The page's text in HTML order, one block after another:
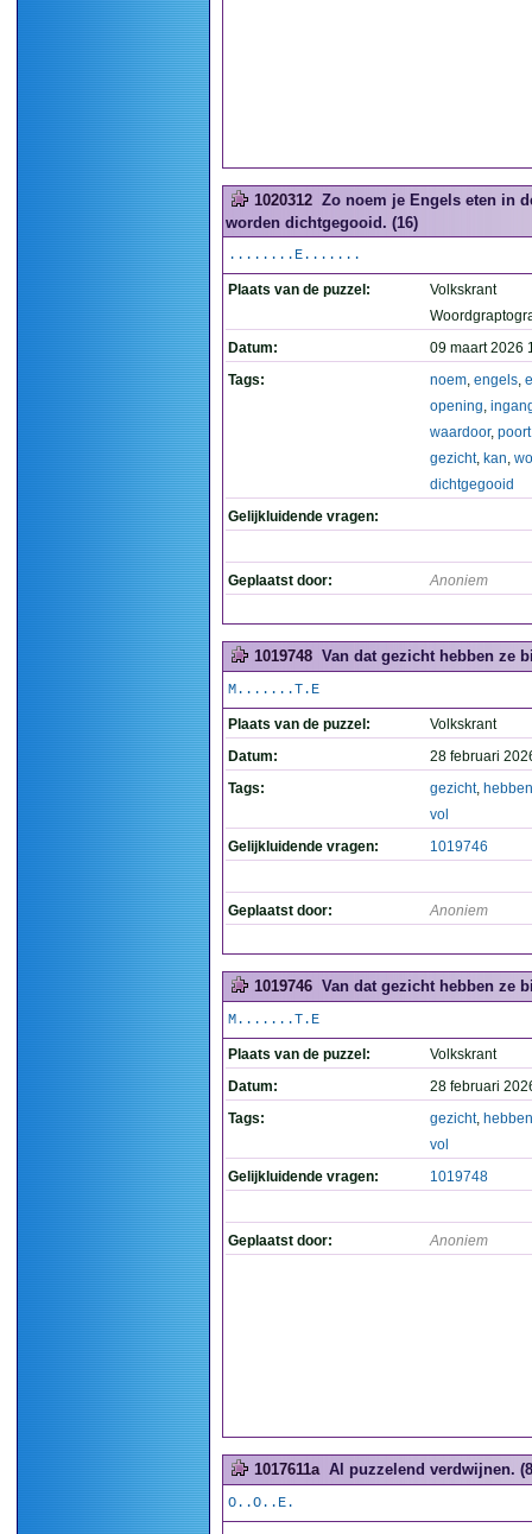
1020312 Zo noem je Engels eten in
worden dichtgegooid. (16)
........E.......
Plaats van de puzzel:
Volkskrant
Datum:
09 maart 2026
Tags:
noem, engels,
opening,
waardoor, poort
gezicht, kan,
dichtgegooid
Gelijkluidende vragen:
Geplaatst door: Anoniem
1019748 Van dat gezicht hebben ze
M.......T.E
Plaats van de puzzel:
Volkskrant
Datum:
28 februari
Tags:
gezicht, hebben
vol
Gelijkluidende vragen:
1019746
Geplaatst door: Anoniem
1019746 Van dat gezicht hebben ze
M.......T.E
Plaats van de puzzel:
Volkskrant
Datum:
28 februari
Tags:
gezicht, hebben
vol
Gelijkluidende vragen:
1019748
Geplaatst door: Anoniem
1017611a Al puzzelend verdwijnen.
O..O..E.